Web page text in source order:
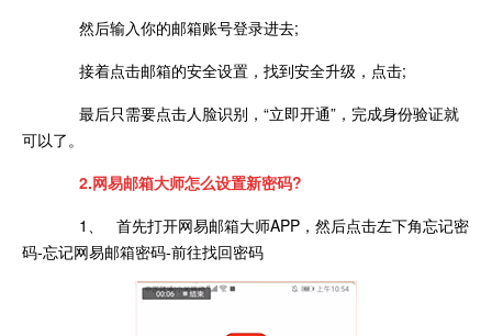
然后输入你的邮箱账号登录进去;
接着点击邮箱的安全设置，找到安全升级，点击;
最后只需要点击人脸识别，“立即开通”，完成身份验证就
可以了。
2.网易邮箱大师怎么设置新密码?
1、 首先打开网易邮箱大师APP，然后点击左下角忘记密
码-忘记网易邮箱密码-前往找回密码